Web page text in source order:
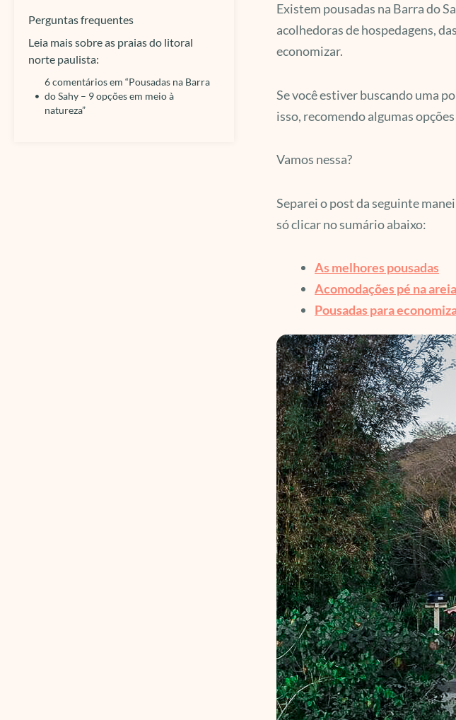
Perguntas frequentes
Leia mais sobre as praias do litoral
norte paulista:
6 comentários em “Pousadas na Barra
do Sahy – 9 opções em meio à
natureza”
Existem pousadas na Barra do
acolhedoras de hospedagens,
economizar.
Se você estiver buscando uma
isso, recomendo algumas
Vamos nessa?
Separei o post da seguinte
só clicar no sumário abaixo:
As melhores pousadas
Acomodações pé na areia
Pousadas para